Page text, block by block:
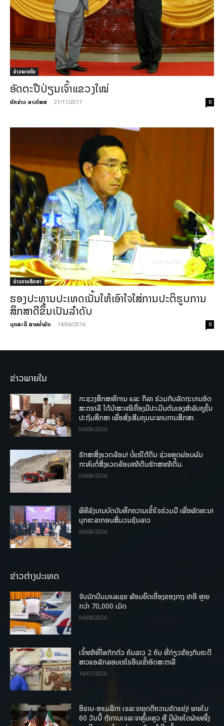
ຂ່າວພາຍ​ໃນ
ອັດຕະປືປ່ຽນເຈົ້າແຂວງໃໝ່
ນັກຂ່າວ ລາວໂພສ - 21/11/2017 0
ຂ່າວການສຶກສາ
ຮອງປະທານປະເທດເນັ້ນໃຫ້ເອົາໃຈໃສ່ການປະຕິຮູບການ
ສຶກສາດີຂຶ້ນເປັນລຳດັບ
ບຸດສະດີ ສາຍນ້ຳມັດ - 14/06/2016 0
ຂ່າວພາຍໃນ
ກະຊວງສຶກສາທິການ ແລະ ກິລາ ຮ່ວມກັບລັດຖະບານອົດ
ສະຕຣາລີ ໄດ້ນຳສະເໜີເຄື່ອງມືປະເມີນຕົນເອງສຳລັບຄູຊັ້ນ
ປະຖົມສຶກສາ ເພື່ອສົ່ງເສີມຄຸນນະພາບການສຶກສາ.
06/08/2026
ຮັກສາສິ່ງແວດລ້ອມ! ບໍ່ແຮ່ໃຕ້ດິນ ຊ່ວຍຫຼຸດຜ່ອນຜົນ
ກະທົບຕໍ່ສິ່ງແວດລ້ອມໜ້າດິນຮັກສາໜ້າດິນ.
06/08/2026
ພິທີລົງນາມບົດບັນທຶກຄວາມເຂົ້າໃຈຮ່ວມມື ເພື່ອພັດທະນາ
ບຸກຄະລາກອນສື່ມວນຊົນລາວ
06/08/2026
ຂ່າວຕ່າງປະເທດ
ຈັບນັກບິນມາເລເຊຍ ພ້ອມຍຶດເຄື່ອງຂອງກາງ ຢາອີ ຫຼາຍ
ກວ່າ 70,000 ເມັດ
06/08/2026
ເຈົ້າໜ້າທີ່ໄທກັກຕົວ ຄົນລາວ 2 ຄົນ ທີ່ກ່ຽວຂ້ອງກັບຄະດີ
ສາວແອລັກລອບເຮໂຣອີນເຂົ້າອົດສະຕາລີ
16/07/2026
ອີຣານ-ອາເມລິກາ ເຈລະຈາຍຸດຕິຄວາມຂັດແຍ່ງ! ພາຍໃນ
60 ວັນນີ້ ຖ້າການເຈລະຈາຫຼົ້ມເຫຼວ ຫຼື ມີຝ່າຍໃດຝ່າຍໜຶ່ງ